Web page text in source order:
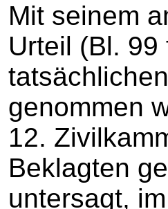
Mit seinem
Urteil (Bl.
genommen
12.
Beklagten
untersagt,